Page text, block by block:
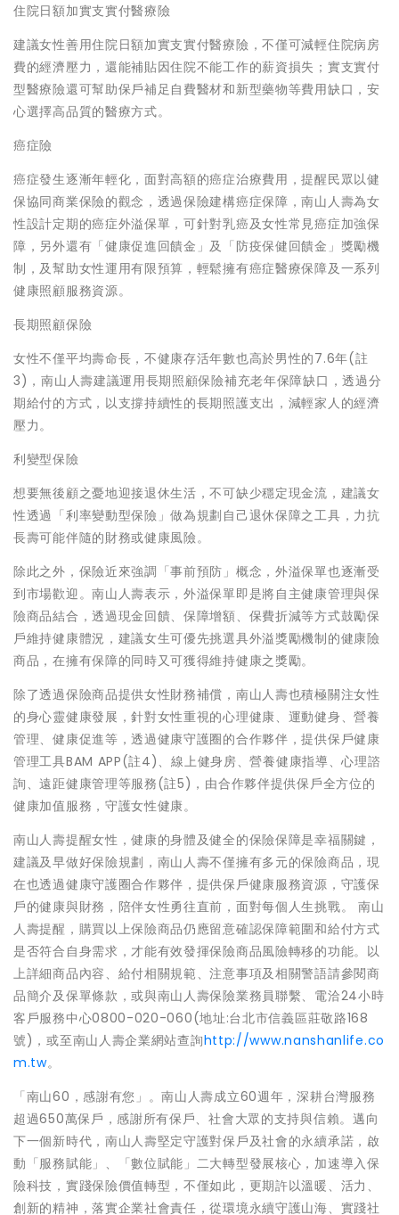
住院日額加實支實付醫療險
建議女性善用住院日額加實支實付醫療險，不僅可減輕住院病房
費的經濟壓力，還能補貼因住院不能工作的薪資損失；實支實付
型醫療險還可幫助保戶補足自費醫材和新型藥物等費用缺口，安
心選擇高品質的醫療方式。
癌症險
癌症發生逐漸年輕化，面對高額的癌症治療費用，提醒民眾以健
保協同商業保險的觀念，透過保險建構癌症保障，南山人壽為女
性設計定期的癌症外溢保單，可針對乳癌及女性常見癌症加強保
障，另外還有「健康促進回饋金」及「防疫保健回饋金」獎勵機
制，及幫助女性運用有限預算，輕鬆擁有癌症醫療保障及一系列
健康照顧服務資源。
長期照顧保險
女性不僅平均壽命長，不健康存活年數也高於男性的7.6年(註
3)，南山人壽建議運用長期照顧保險補充老年保障缺口，透過分
期給付的方式，以支撐持續性的長期照護支出，減輕家人的經濟
壓力。
利變型保險
想要無後顧之憂地迎接退休生活，不可缺少穩定現金流，建議女
性透過「利率變動型保險」做為規劃自己退休保障之工具，力抗
長壽可能伴隨的財務或健康風險。
除此之外，保險近來強調「事前預防」概念，外溢保單也逐漸受
到市場歡迎。南山人壽表示，外溢保單即是將自主健康管理與保
險商品結合，透過現金回饋、保障增額、保費折減等方式鼓勵保
戶維持健康體況，建議女生可優先挑選具外溢獎勵機制的健康險
商品，在擁有保障的同時又可獲得維持健康之獎勵。
除了透過保險商品提供女性財務補償，南山人壽也積極關注女性
的身心靈健康發展，針對女性重視的心理健康、運動健身、營養
管理、健康促進等，透過健康守護圈的合作夥伴，提供保戶健康
管理工具BAM APP(註4)、線上健身房、營養健康指導、心理諮
詢、遠距健康管理等服務(註5)，由合作夥伴提供保戶全方位的
健康加值服務，守護女性健康。
南山人壽提醒女性，健康的身體及健全的保險保障是幸福關鍵，
建議及早做好保險規劃，南山人壽不僅擁有多元的保險商品，現
在也透過健康守護圈合作夥伴，提供保戶健康服務資源，守護保
戶的健康與財務，陪伴女性勇往直前，面對每個人生挑戰。 南山
人壽提醒，購買以上保險商品仍應留意確認保障範圍和給付方式
是否符合自身需求，才能有效發揮保險商品風險轉移的功能。以
上詳細商品內容、給付相關規範、注意事項及相關警語請參閱商
品簡介及保單條款，或與南山人壽保險業務員聯繫、電洽24小時
客戶服務中心0800-020-060(地址:台北市信義區莊敬路168
號)，或至南山人壽企業網站查詢http://www.nanshanlife.co
m.tw。
「南山60，感謝有您」。南山人壽成立60週年，深耕台灣服務
超過650萬保戶，感謝所有保戶、社會大眾的支持與信賴。邁向
下一個新時代，南山人壽堅定守護對保戶及社會的永續承諾，啟
動「服務賦能」、「數位賦能」二大轉型發展核心，加速導入保
險科技，實踐保險價值轉型，不僅如此，更期許以溫暖、活力、
創新的精神，落實企業社會責任，從環境永續守護山海、實踐社